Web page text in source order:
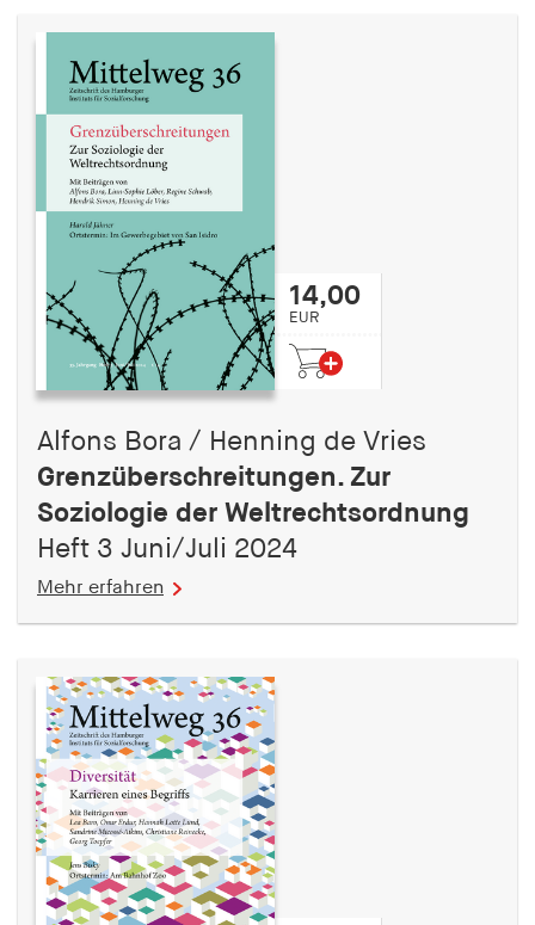
14,00
EUR
Alfons Bora / Henning de Vries
Grenzüberschreitungen. Zur
Soziologie der Weltrechtsordnung
Heft 3 Juni/Juli 2024
Mehr erfahren